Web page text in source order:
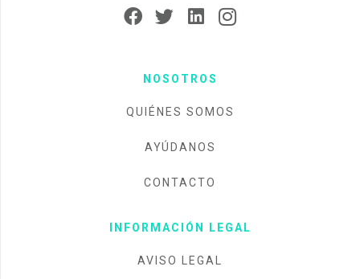
NOSOTROS
QUIÉNES SOMOS
AYÚDANOS
CONTACTO
INFORMACIÓN LEGAL
AVISO LEGAL